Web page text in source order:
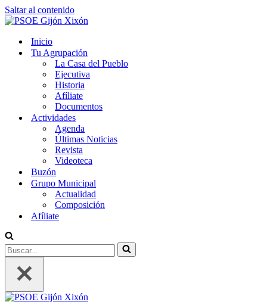
Saltar al contenido
Inicio
Tu Agrupación
La Casa del Pueblo
Ejecutiva
Historia
Afíliate
Documentos
Actividades
Agenda
Últimas Noticias
Revista
Videoteca
Buzón
Grupo Municipal
Actualidad
Composición
Afíliate
Buscar...